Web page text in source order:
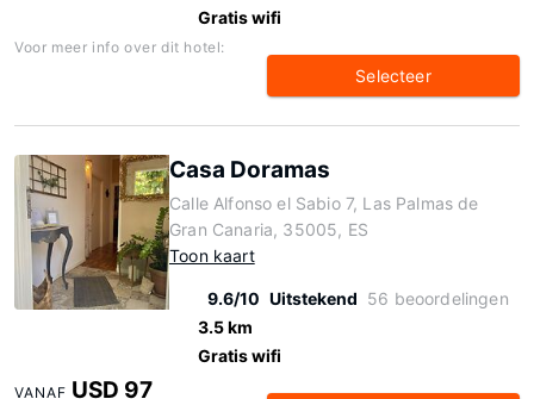
Gratis wifi
Voor meer info over dit hotel:
Selecteer
Casa Doramas
Calle Alfonso el Sabio 7, Las Palmas de
Gran Canaria, 35005, ES
Toon kaart
9.6/10 Uitstekend 56 beoordelingen
3.5 km
Gratis wifi
VANAF USD 97